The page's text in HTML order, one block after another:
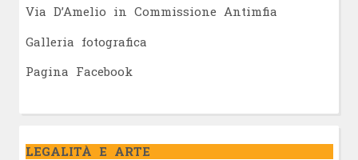
Via D’Amelio in Commissione Antimfia
Galleria fotografica
Pagina Facebook
LEGALITÀ E ARTE